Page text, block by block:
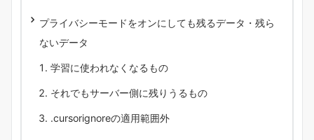
プライバシーモードをオンにしても残るデータ・残ら
ないデータ
学習に使われなくなるもの
それでもサーバー側に残りうるもの
.cursorignoreの適用範囲外